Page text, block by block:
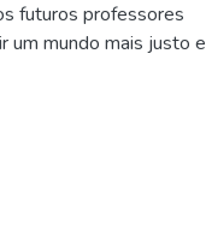
futuros professores
um mundo mais justo e